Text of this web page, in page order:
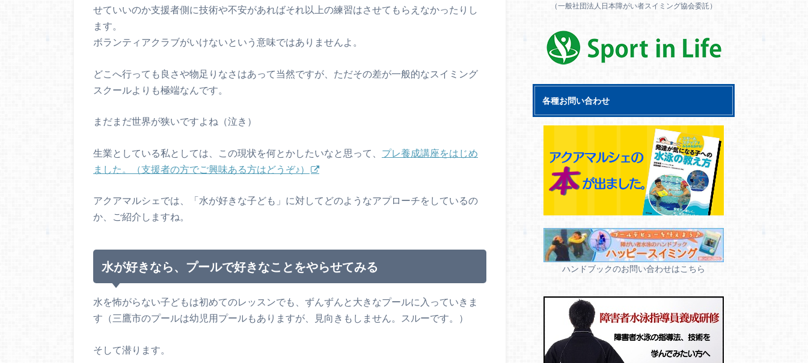
せていいのか支援者側に技術や不安があればそれ以上の練習はさせてもらえなかったりし
ます。
ボランティアクラブがいけないという意味ではありませんよ。
どこへ行っても良さや物足りなさはあって当然ですが、ただその差が一般的なスイミング
スクールよりも極端なんです。
まだまだ世界が狭いですよね（泣き）
生業としている私としては、この現状を何とかしたいなと思って、 プレ養成講座をはじめ
ました。（支援者の方でご興味ある方はどうぞ♪）
アクアマルシェでは、「水が好きな子ども」に対してどのようなアプローチをしているの
か、ご紹介しますね。
水が好きなら、プールで好きなことをやらせてみる
水を怖がらない子どもは初めてのレッスンでも、ずんずんと大きなプールに入っていきま
す（三鷹市のプールは幼児用プールもありますが、見向きもしません。スルーです。）
そして潜ります。
（一般社団法人日本障がい者スイミング協会委託）
各種お問い合わせ
ハンドブックのお問い合わせはこちら